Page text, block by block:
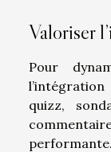
Valoriser
Pour
quizz,